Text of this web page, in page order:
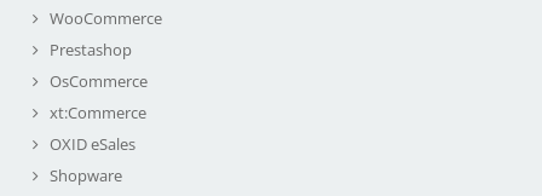
WooCommerce
Prestashop
OsCommerce
xt:Commerce
OXID eSales
Shopware